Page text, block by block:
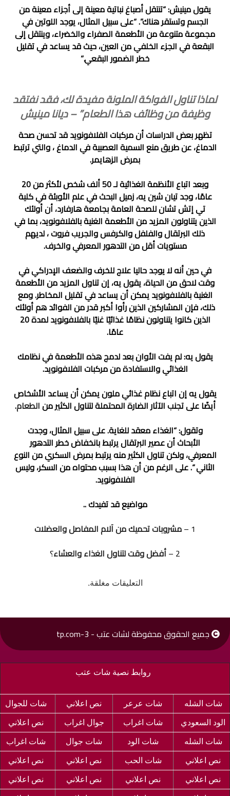
يقول مينيش: “تنتقل أصباغ نباتية معينة إلى أجزاء معينة من
الجسم وتستقر هناك”. “على سبيل المثال، يوجد اللوتين في
مجموعة متنوعة من الأطعمة الصفراء والخضراء، وينتقل إلى
البقعة في الجزء الخلفي من العين، حيث قد يساعد في تقليل
خطر الضمور البقعي.”
لماذا تناول الفواكة الملونة مفيدة لك، فقد نفتقد
وظيفة من وظائف هذا الطعام” – ديانا مينيش
تظهر بعض الدراسات أن مركبات الفلافونويد قد تحسن صحة
الدماغ، عن طريق منع السمية العصبية في الدماغ ، والتي ترتبط
بمرض الزهايمر.
وبعد اتباع الأنظمة الغذائية لـ 50 ألف شخص لأكثر من 20
عامًا، وجد تيان شين يه، زميل البحث في علم الأوبئة في كلية
تي إتش تشان للصحة العامة بجامعة هارفارد، أن أولئك
الذين يتناولون المزيد من الأطعمة الغنية بالفلافونويد، بما في
ذلك البرتقال والفلفل والكرفس والجريب فروت ، لديهم
مستويات أقل من التدهور المعرفي والخرف.
في حين أنه لا يوجد حاليا علاج للخرف والضعف الإدراكي في
وقت لاحق من الحياة، يقول يه، إن تناول المزيد من الأطعمة
الغنية بالفلافونويد يمكن أن يساعد في تقليل المخاطر. ومع
ذلك، فإن المشاركين الذين رأوا أكبر قدر من الفوائد هم أولئك
الذين كانوا يتناولون نظامًا غذائيًا غنيًا بالفلافونويد لمدة 20
عامًا.
يقول يه: لم يفت الأوان بعد لدمج هذه الأطعمة في نظامك
الغذائي والاستفادة من مركبات الفلافونويد.
يقول يه إن اتباع نظام غذائي ملون يمكن أن يساعد الأشخاص
أيضًا على تجنب الآثار الضارة المحتملة لتناول الكثير منالطعام.
وتقول: “الغذاء معقد للغاية. على سبيل المثال، وجدت
الأبحاث أن عصير البرتقال يرتبط بانخفاض خطر التدهور
المعرفي، ولكن تناول الكثير منه يرتبط بمرض السكري من النوع
الثاني “. على الرغم من أن هذا بسبب محتواه من السكر، وليس
الفلافونويد.
مواضيع قد تفيدك ..
1 –
مشروبات تحميك من آلام المفاصل والعضلات
2 –
أفضل وقت لتناول الغذاء والعشاء؟
التعليقات مغلقة.
جميع الحقوق محفوظة لشات عتب - 3-tp.com
روابط نصية شات عتب
شات الشله شات عرعر نص اعلاني شات للجوال
الود السعودي شات اغراب جوال اغراب نص اعلاني
شات الشله شات الود شات جوال شات اغراب
نص اعلاني شات الحب نص اعلاني نص اعلاني
نص اعلاني نص اعلاني نص اعلاني نص اعلاني